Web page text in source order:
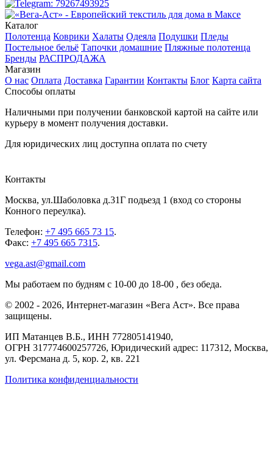
Каталог
Полотенца Коврики Халаты Одеяла Подушки Пледы
Постельное бельё Тапочки домашние Пляжные полотенца
Бренды РАСПРОДАЖА
Магазин
О нас Оплата Доставка Гарантии Контакты Блог Карта сайта
Способы оплаты
Наличными при получении банковской картой на сайте или
курьеру в момент получения доставки.
Для юридических лиц доступна оплата по счету
Контакты
Москва, ул.Шаболовка д.31Г подьезд 1 (вход со стороны
Конного переулка).
Телефон: +7 495 665 73 15.
Факс: +7 495 665 7315.
vega.ast@gmail.com
Мы работаем по будням с 10-00 до 18-00 , без обеда.
© 2002 - 2026, Интернет-магазин «Вега Аст». Все права
защищены.
ИП Матанцев В.Б., ИНН 772805141940,
ОГРН 317774600257726, Юридический адрес: 117312, Москва,
ул. Ферсмана д. 5, кор. 2, кв. 221
Политика конфиденциальности